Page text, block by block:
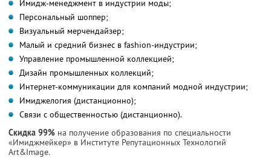
Имидж-менеджмент в индустрии моды;
Персональный шоппер;
Визуальный мерчендайзер;
Малый и средний бизнес в fashion-индустрии;
Управление промышленной коллекцией;
Дизайн промышленных коллекций;
Интернет-коммуникации для компаний модной индустрии;
Имиджелогия (дистанционно);
Связи с общественностью (дистанционно).
Скидка 99% на получение образования по специальности
«Имиджмейкер» в Институте Репутационных Технологий
Art&Image.